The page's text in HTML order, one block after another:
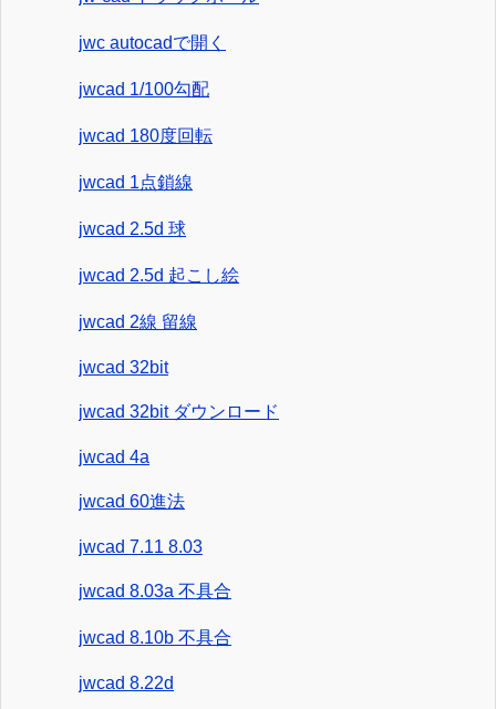
jwc autocadで開く
jwcad 1/100勾配
jwcad 180度回転
jwcad 1点鎖線
jwcad 2.5d 球
jwcad 2.5d 起こし絵
jwcad 2線 留線
jwcad 32bit
jwcad 32bit ダウンロード
jwcad 4a
jwcad 60進法
jwcad 7.11 8.03
jwcad 8.03a 不具合
jwcad 8.10b 不具合
jwcad 8.22d